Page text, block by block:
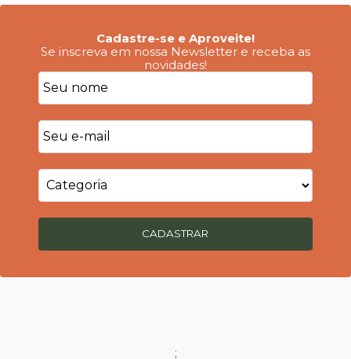
Cadastre-se e Aproveite!
Se inscreva em nossa Newsletter e receba as
novidades!
CADASTRAR